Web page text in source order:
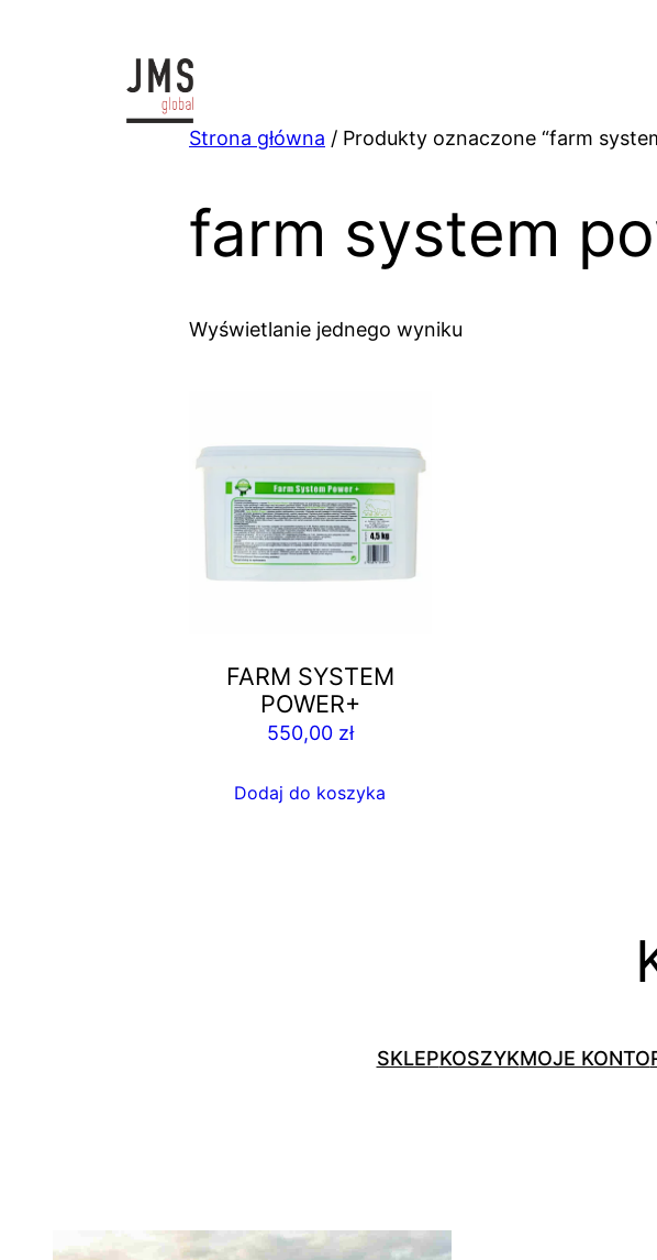
Strona główna / Produkty oznaczone “farm
farm system
Wyświetlanie jednego wyniku
FARM SYSTEM
POWER+
550,00 zł
Dodaj do koszyka
SKLEPKOSZYKMOJE KONTO